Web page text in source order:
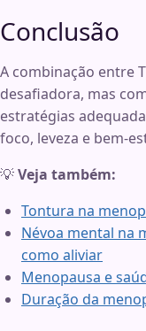
Conclusão
A combinação entre
desafiadora, mas
estratégias
foco, leveza e bem-
💡Veja também:
Tontura na
Névoa mental na
como aliviar
Menopausa e
Duração da